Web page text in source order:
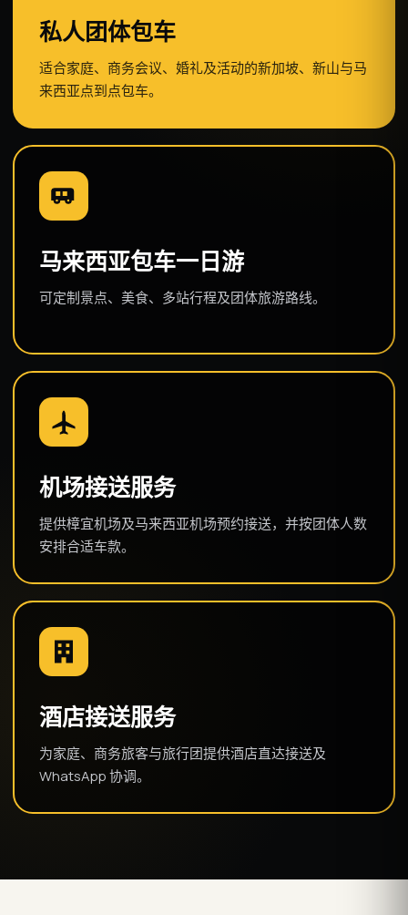
私人团体包车
适合家庭、商务会议、婚礼及活动的新加坡、新山与马
来西亚点到点包车。
马来西亚包车一日游
可定制景点、美食、多站行程及团体旅游路线。
机场接送服务
提供樟宜机场及马来西亚机场预约接送，并按团体人数
安排合适车款。
酒店接送服务
为家庭、商务旅客与旅行团提供酒店直达接送及
WhatsApp 协调。